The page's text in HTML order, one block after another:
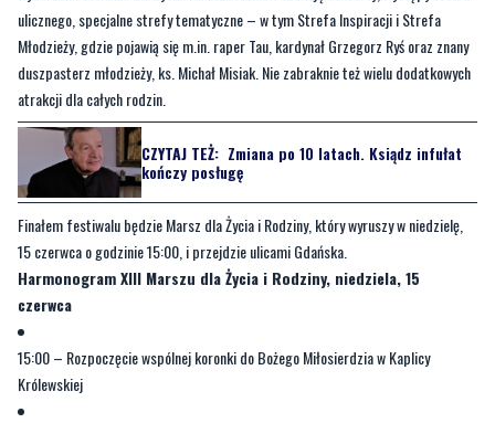
odbywający się w ramach IV Festiwalu dla Życia.
Od 13 do 15 czerwca Plac Zebrań Ludowych w Gdańsku stanie się centrum
wydarzeń Festiwalu dla Życia. Na uczestników czekają koncerty, występy teatru
ulicznego, specjalne strefy tematyczne – w tym Strefa Inspiracji i Strefa
Młodzieży, gdzie pojawią się m.in. raper Tau, kardynał Grzegorz Ryś oraz znany
duszpasterz młodzieży, ks. Michał Misiak. Nie zabraknie też wielu dodatkowych
atrakcji dla całych rodzin.
CZYTAJ TEŻ: Zmiana po 10 latach. Ksiądz infułat
kończy posługę
Finałem festiwalu będzie Marsz dla Życia i Rodziny, który wyruszy w niedzielę,
15 czerwca o godzinie 15:00, i przejdzie ulicami Gdańska.
Harmonogram XIII Marszu dla Życia i Rodziny, niedziela, 15
czerwca